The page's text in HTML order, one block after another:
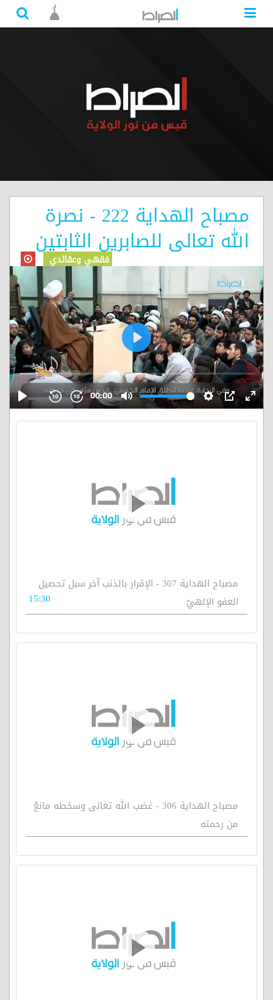
مصباح الهداية 222 - نصرة
الله تعالى للصابرين الثابتين
فقهي وعقائدي
مصباح الهداية 307 - الإقرار بالذنب آخر سبل تحصيل
العفو الإلهيّ
15:30
مصباح الهداية 306 - غضب الله تعالى وسخطه مانعٌ
من رحمته